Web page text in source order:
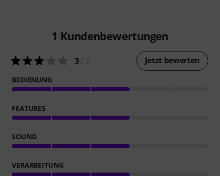
1 Kundenbewertungen
3/ 5 Jetzt bewerten
BEDIENUNG
FEATURES
SOUND
VERARBEITUNG